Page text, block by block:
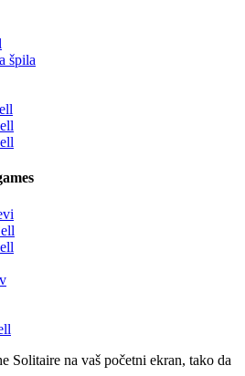
špila
Solitaire na vaš početni ekran, tako da